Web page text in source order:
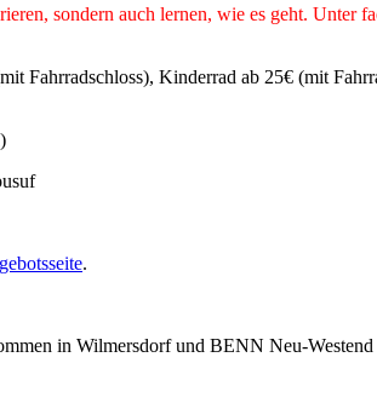
sondern auch lernen, wie es geht.
Fahrradschloss), Kinderrad ab 25€ (mit
.
in Wilmersdorf und BENN Neu-Westend